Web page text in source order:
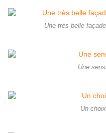
Une très belle
Une
Un